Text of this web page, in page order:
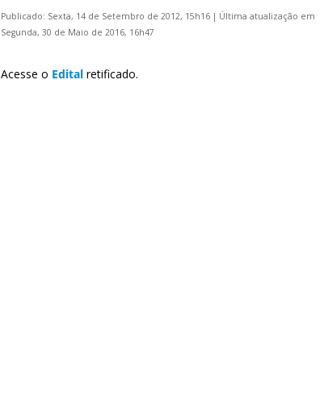
Publicado: Sexta, 14 de Setembro de 2012, 15h16 | Última atualização em
Segunda, 30 de Maio de 2016, 16h47
Acesse o Edital retificado.